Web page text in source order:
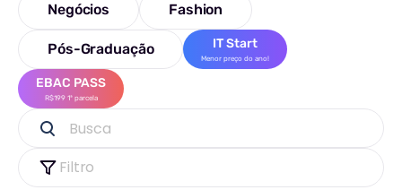
Negócios Fashion
Pós-Graduação IT Start
Menor preço do ano!
EBAC PASS
R$199 1ª parcela
Busca
Filtro